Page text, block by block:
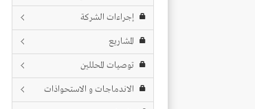
إجراءات الشركة
المشاريع
توصيات المحللين
الاندماجات و الاستحواذات